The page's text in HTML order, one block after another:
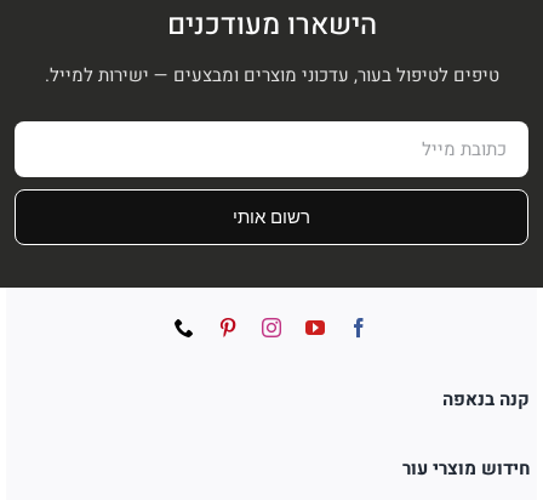
הישארו מעודכנים
טיפים לטיפול בעור, עדכוני מוצרים ומבצעים — ישירות למייל.
רשום אותי
קנה בנאפה
חידוש מוצרי עור